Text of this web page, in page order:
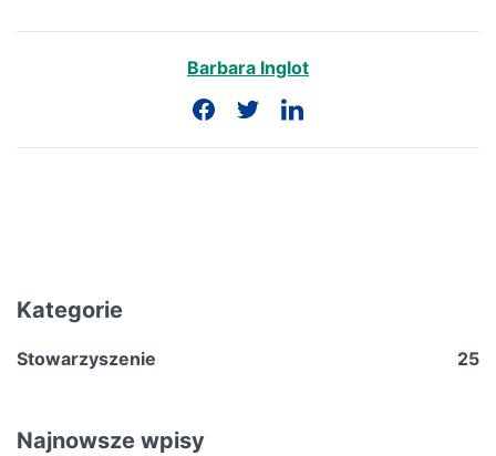
Barbara Inglot
Kategorie
Stowarzyszenie 25
Najnowsze wpisy